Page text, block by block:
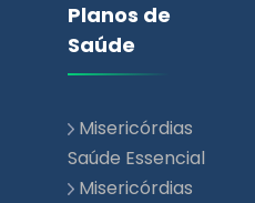
Planos de
Saúde
Misericórdias
Saúde Essencial
Misericórdias